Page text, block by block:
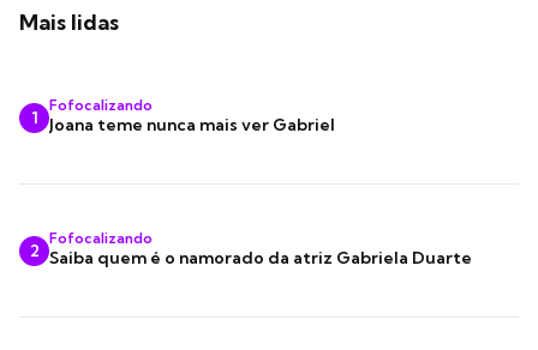
Mais lidas
1
Fofocalizando
Joana teme nunca mais ver Gabriel
2
Fofocalizando
Saiba quem é o namorado da atriz Gabriela Duarte